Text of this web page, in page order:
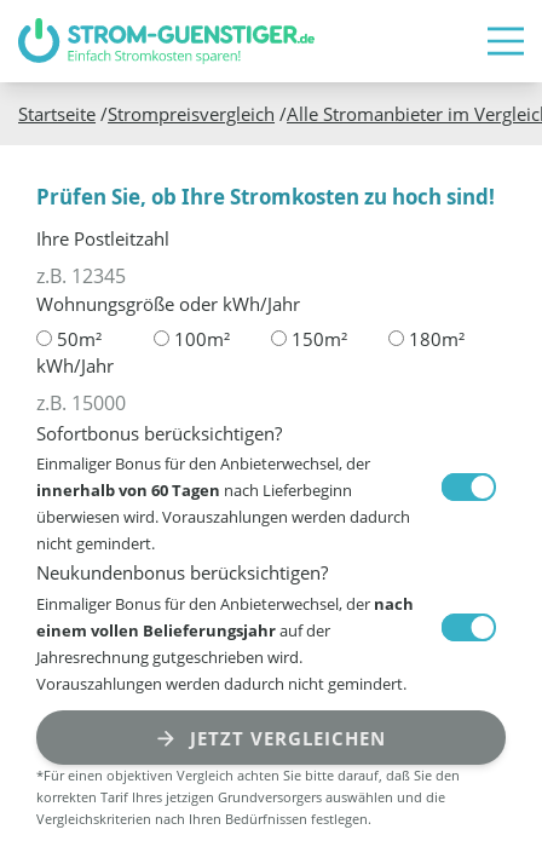
Startseite /Strompreisvergleich /Alle Stromanbieter im
Prüfen Sie, ob Ihre Stromkosten zu hoch sind!
Ihre Postleitzahl
Wohnungsgröße oder kWh/Jahr
50m²
100m² 150m²
180m²
kWh/Jahr
Sofortbonus berücksichtigen?
Einmaliger Bonus für den Anbieterwechsel, der
innerhalb von 60 Tagen nach Lieferbeginn
überwiesen wird. Vorauszahlungen werden dadurch
nicht gemindert.
Neukundenbonus berücksichtigen?
Einmaliger Bonus für den Anbieterwechsel, der nach
einem vollen Belieferungsjahrauf der
Jahresrechnung gutgeschrieben wird.
Vorauszahlungen werden dadurch nicht gemindert.
JETZT VERGLEICHEN
*Für einen objektiven Vergleich achten Sie bitte darauf, daß Sie den
korrekten Tarif Ihres jetzigen Grundversorgers auswählen und die
Vergleichskriterien nach Ihren Bedürfnissen festlegen.